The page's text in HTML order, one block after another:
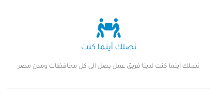
نصلك أينما كنت
نصلك اينما كنت لدينا فريق عمل يصل الى كل محافظات ومدن مصر